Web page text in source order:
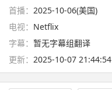
首播： 2025-10-06(美国)
电视： Netflix
字幕： 暂无字幕组翻译
更新： 2025-10-07 21:44:54